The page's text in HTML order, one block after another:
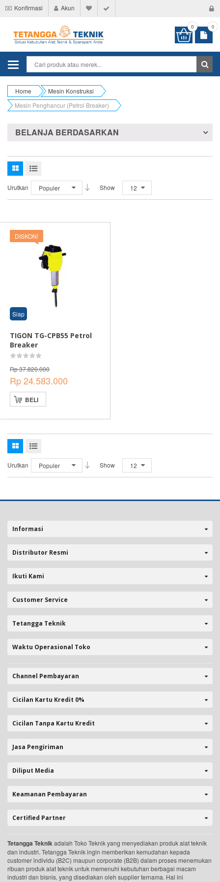
Konfirmasi Akun
0
0
Categories
Home
Mesin Konstruksi
Mesin Penghancur (Petrol Breaker)
BELANJA BERDASARKAN
Urutkan Populer Show 12
DISKON!
Status stok
Siap
TIGON TG-CPB55 Petrol
Breaker
Rp37.820.000
Rp24.583.000
BELI
Urutkan Populer Show 12
Informasi
Distributor Resmi
Ikuti Kami
Customer Service
Tetangga Teknik
Waktu Operasional Toko
Channel Pembayaran
Cicilan Kartu Kredit 0%
Cicilan Tanpa Kartu Kredit
Jasa Pengiriman
Diliput Media
Keamanan Pembayaran
Certified Partner
Tetangga Teknikadalah Toko Teknik yang menyediakan produk alat teknik
dan industri. Tetangga Teknik ingin memberikan kemudahan kepada
customer individu (B2C) maupun corporate (B2B) dalam proses menemukan
ribuan produk alat teknik untuk memenuhi kebutuhan berbagai macam
industri dan bisnis, yang disediakan oleh supplier ternama. Hal ini